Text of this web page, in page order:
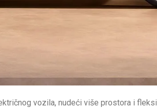
vozila, nudeći više prostora i